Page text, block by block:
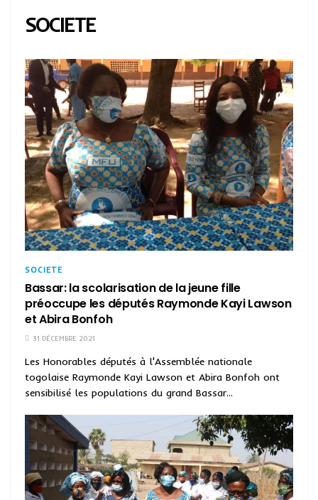
SOCIETE
SOCIETE
Bassar: la scolarisation de la jeune fille
préoccupe les députés Raymonde Kayi Lawson
et Abira Bonfoh
31 DÉCEMBRE 2021
Les Honorables députés à l'Assemblée nationale
togolaise Raymonde Kayi Lawson et Abira Bonfoh ont
sensibilisé les populations du grand Bassar...